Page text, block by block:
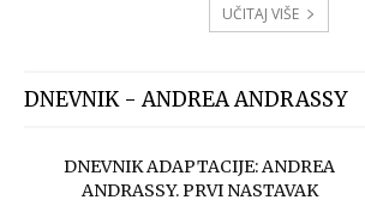
UČITAJ VIŠE
DNEVNIK - ANDREA ANDRASSY
DNEVNIK ADAPTACIJE: ANDREA
ANDRASSY. PRVI NASTAVAK